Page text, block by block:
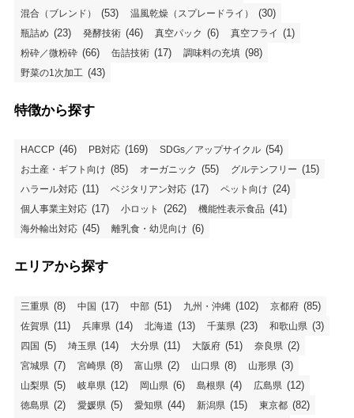
混合（ブレンド） (53) 温風乾燥（スプレードライ） (30)
瓶詰め (23) 発酵技術 (46) 真空パック (6) 真空フライ (1)
粉砕／微粉砕 (66) 缶詰技術 (17) 調味料の充填 (98)
野菜の1次加工 (43)
特徴から探す
HACCP (46) PB対応 (169) SDGs／アップサイクル (54)
お土産・ギフト向け (85) オーガニック (55) グルテンフリー (15)
ハラール対応 (11) ベジタリアン対応 (17) ペット向け (24)
個人事業主対応 (17) 小ロット (262) 機能性表示食品 (41)
海外輸出対応 (45) 離乳食・幼児向け (6)
エリアから探す
三重県 (8) 中国 (17) 中部 (51) 九州・沖縄 (102) 京都府 (85)
佐賀県 (11) 兵庫県 (14) 北海道 (13) 千葉県 (23) 和歌山県 (3)
四国 (5) 埼玉県 (14) 大分県 (11) 大阪府 (51) 奈良県 (2)
宮城県 (7) 宮崎県 (8) 富山県 (2) 山口県 (8) 山形県 (3)
山梨県 (5) 岐阜県 (12) 岡山県 (6) 島根県 (4) 広島県 (12)
徳島県 (2) 愛媛県 (5) 愛知県 (44) 新潟県 (15) 東京都 (82)